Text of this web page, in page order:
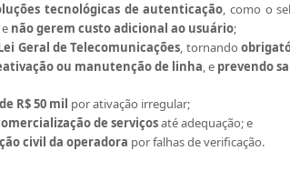
tecnológicas de autenticação, como o
não gerem custo adicional ao usuário;
Geral de Telecomunicações, tornando
ou manutenção de linha, e prevendo
R$ 50 mil por ativação irregular;
de serviçosaté adequação; e
civil da operadora por falhas de verificação.